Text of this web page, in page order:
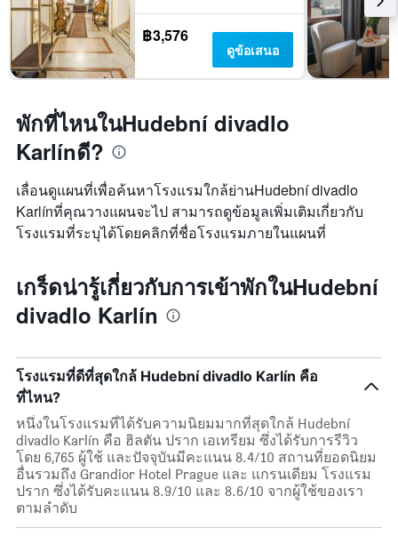
฿3,576
ดูข้อเสนอ
พักที่ไหนในHudební divadlo
Karlínดี?
เลื่อนดูแผนที่เพื่อค้นหาโรงแรมใกล้ย่านHudební divadlo
Karlínที่คุณวางแผนจะไป สามารถดูข้อมูลเพิ่มเติมเกี่ยวกับ
โรงแรมที่ระบุได้โดยคลิกที่ชื่อโรงแรมภายในแผนที่
เกร็ดน่ารู้เกี่ยวกับการเข้าพักในHudební
divadlo Karlín
โรงแรมที่ดีที่สุดใกล้ Hudební divadlo Karlín คือ
ที่ไหน?
หนึ่งในโรงแรมที่ได้รับความนิยมมากที่สุดใกล้ Hudební
divadlo Karlín คือ ฮิลตัน ปราก เอเทรียม ซึ่งได้รับการรีวิว
โดย 6,765 ผู้ใช้ และปัจจุบันมีคะแนน 8.4/10 สถานที่ยอดนิยม
อื่นรวมถึง Grandior Hotel Prague และ แกรนเดียม โรงแรม
ปราก ซึ่งได้รับคะแนน 8.9/10 และ 8.6/10 จากผู้ใช้ของเรา
ตามลำดับ